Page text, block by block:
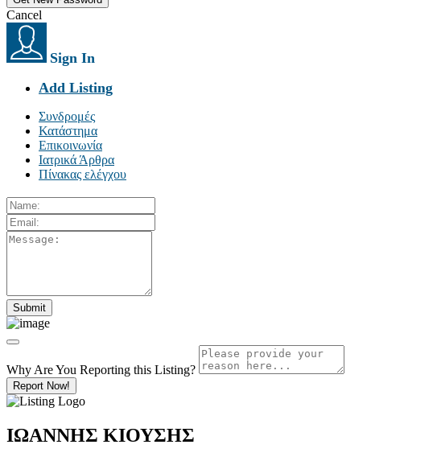
Cancel
Sign In
Add Listing
Συνδρομές
Κατάστημα
Επικοινωνία
Ιατρικά Άρθρα
Πίνακας ελέγχου
Why Are You Reporting this Listing?
Report Now!
ΙΩΑΝΝΗΣ ΚΙΟΥΣΗΣ